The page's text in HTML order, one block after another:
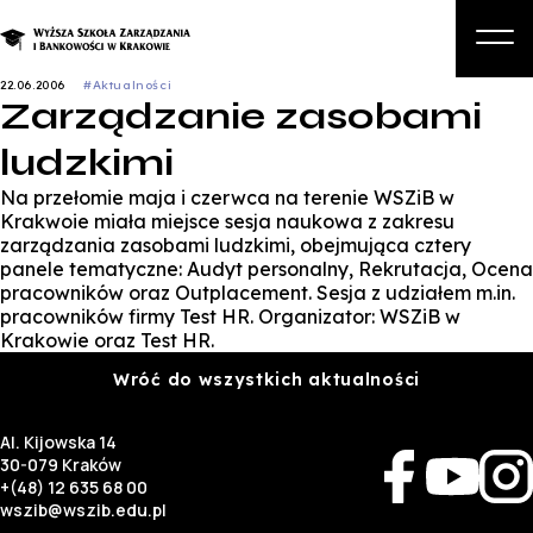
Studia podyplomowe i kursy
Kandydat
Student
Biznes
22.06.2006 #Aktualności
Zarządzanie zasobami
ludzkimi
Na przełomie maja i czerwca na terenie WSZiB w
Krakwoie miała miejsce sesja naukowa z zakresu
zarządzania zasobami ludzkimi, obejmująca cztery
panele tematyczne: Audyt personalny, Rekrutacja, Ocena
pracowników oraz Outplacement. Sesja z udziałem m.in.
pracowników firmy Test HR. Organizator: WSZiB w
Krakowie oraz Test HR.
Wróć do wszystkich aktualności
Al. Kijowska 14
30-079 Kraków
+(48) 12 635 68 00
wszib@wszib.edu.pl